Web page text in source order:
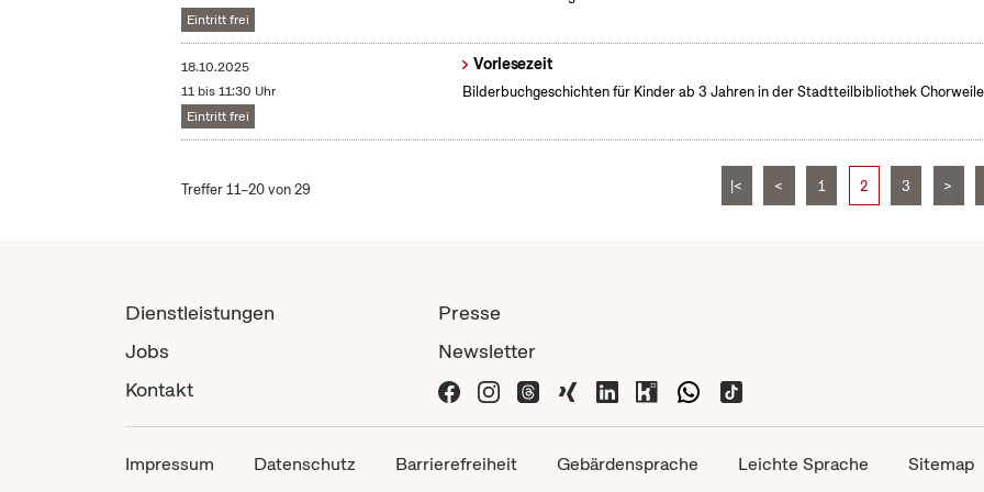
Eintritt frei
18.10.2025
11 bis 11:30 Uhr
Eintritt frei
Vorlesezeit
Bilderbuchgeschichten für Kinder ab 3 Jahren in der Stadtteilbibliothek
Treffer 11–20 von 29 |< < 1 2 3 >
Dienstleistungen
Jobs
Kontakt
Presse
Newsletter
Impressum Datenschutz Barrierefreiheit Gebärdensprache Leichte Sprache Sitemap